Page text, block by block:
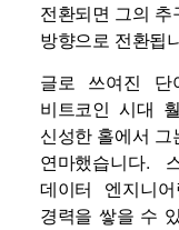
전환되면 그의 추
방향으로 전환됩
글로 쓰여진 단
비트코인 ​​시대
신성한 홀에서 그
연마했습니다.
데이터 엔지니
경력을 쌓을 수